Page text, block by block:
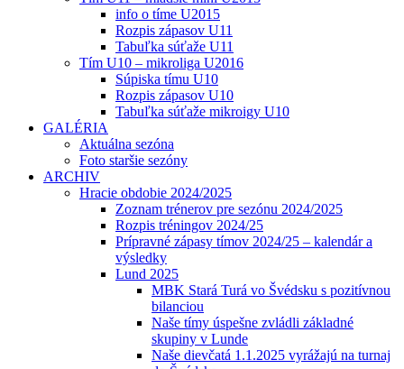
info o tíme U2015
Rozpis zápasov U11
Tabuľka súťaže U11
Tím U10 – mikroliga U2016
Súpiska tímu U10
Rozpis zápasov U10
Tabuľka súťaže mikroigy U10
GALÉRIA
Aktuálna sezóna
Foto staršie sezóny
ARCHIV
Hracie obdobie 2024/2025
Zoznam trénerov pre sezónu 2024/2025
Rozpis tréningov 2024/25
Prípravné zápasy tímov 2024/25 – kalendár a
výsledky
Lund 2025
MBK Stará Turá vo Švédsku s pozitívnou
bilanciou
Naše tímy úspešne zvládli základné
skupiny v Lunde
Naše dievčatá 1.1.2025 vyrážajú na turnaj